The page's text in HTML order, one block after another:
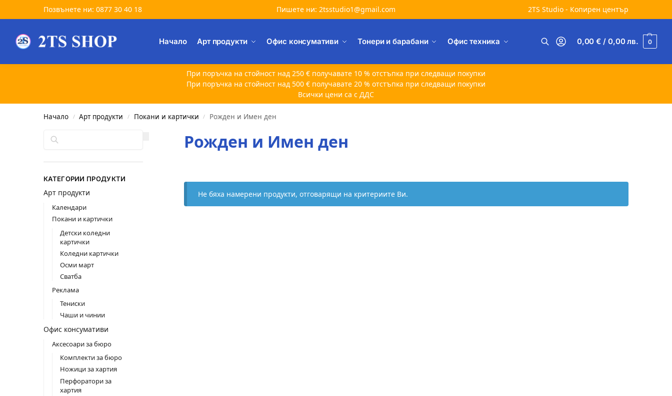
Позвънете ни: 0877 30 40 18 Пишете ни: 2tsstudio1@gmail.com 2TS Studio - Копирен център
Начало Арт продукти Офис консумативи Тонери и барабани Офис техника
Търсене
0,00€ / 0,00лв. 0
При поръчка на стойност над 250 € получавате 10 % отстъпка при следващи покупки
При поръчка на стойност над 500 € получавате 20 % отстъпка при следващи покупки
Всички цени са с ДДС
Начало / Арт продукти / Покани и картички / Рожден и Имен ден
Рожден и Имен ден
Не бяха намерени продукти, отговарящи на критериите Ви.
КАТЕГОРИИ ПРОДУКТИ
Арт продукти
Календари
Покани и картички
Детски коледни
картички
Коледни картички
Осми март
Сватба
Реклама
Тениски
Чаши и чинии
Офис консумативи
Аксесоари за бюро
Комплекти за бюро
Ножици за хартия
Перфоратори за
хартия